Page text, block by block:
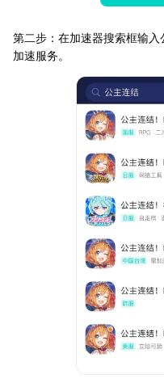
第二步：在加速器搜索框输
加速服务。